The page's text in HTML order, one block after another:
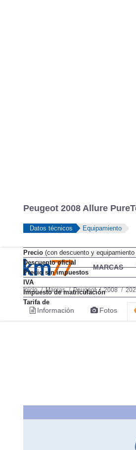
MARCAS
Inicio Marcas Peugeot 2008
Peugeot 2008 Allure
Precio(con descuento y equipamiento
Descuento oficial
Precio sin impuestos
IVA
Impuesto de matriculación
Tarifa de